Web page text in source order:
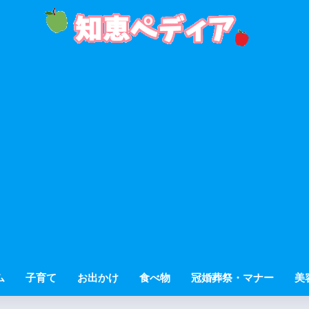
子育て お出かけ 食べ物 冠婚葬祭・マナー 美